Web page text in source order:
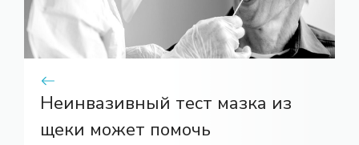
Неинвазивный тест мазка из
щеки может помочь